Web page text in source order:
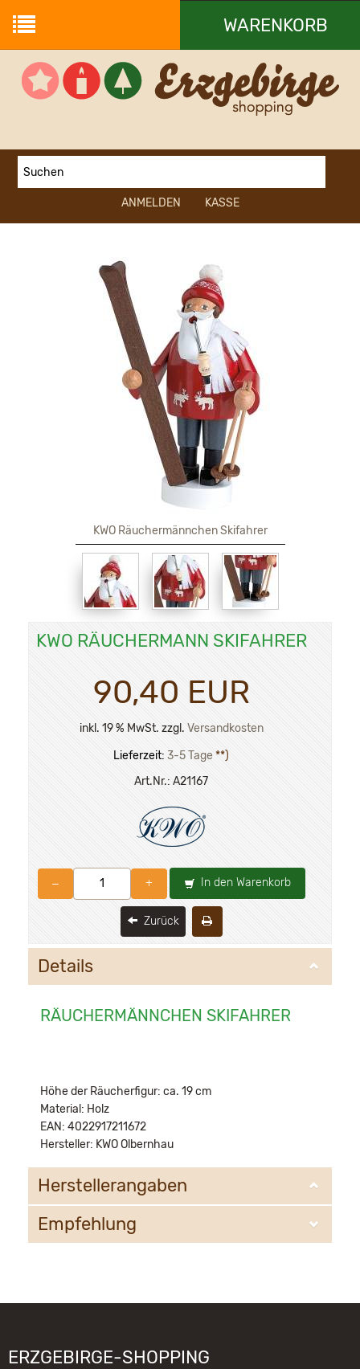
WARENKORB
Ihr Warenkorb ist leer.
ANMELDEN KASSE
KWO Räuchermännchen Skifahrer
KWO RÄUCHERMANN SKIFAHRER
90,40 EUR
inkl. 19 % MwSt. zzgl. Versandkosten
Lieferzeit: 3-5 Tage **)
Art.Nr.: A21167
– + In den Warenkorb
Zurück
Details
RÄUCHERMÄNNCHEN SKIFAHRER
Höhe der Räucherfigur: ca. 19 cm
Material: Holz
EAN: 4022917211672
Hersteller: KWO Olbernhau
Herstellerangaben
KWO Kunstgewerbe-Werkstätten Olbernhau GmbH
Empfehlung
ERZGEBIRGE-SHOPPING